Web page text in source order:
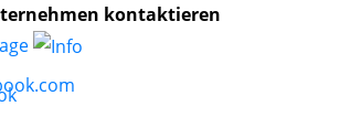
kontaktieren